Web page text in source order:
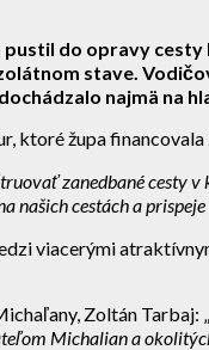
do opravy
stave.
najmä na
ktoré župa
zanedbané cesty
našich cestách a
viacerými
Zoltán Tarbaj: „
Michalian a